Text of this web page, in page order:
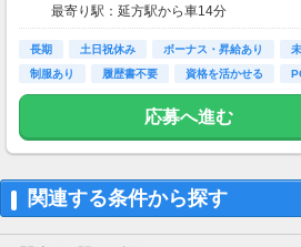
最寄り駅：延方駅から車14分
※構内の（無料）駐車場利用OK
長期 土日祝休み ボーナス・昇給あり
制服あり
履歴書不要 資格を活かせる
応募へ進む
関連する条件から探す